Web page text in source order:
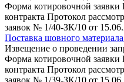
Форма котировочной
контракта Протокол
заявок № 1/40-ЗК/10 от
Поставка шовного
Извещение о проведении
Форма котировочной
контракта Протокол
заявок № 1/39-ЗК/10 от